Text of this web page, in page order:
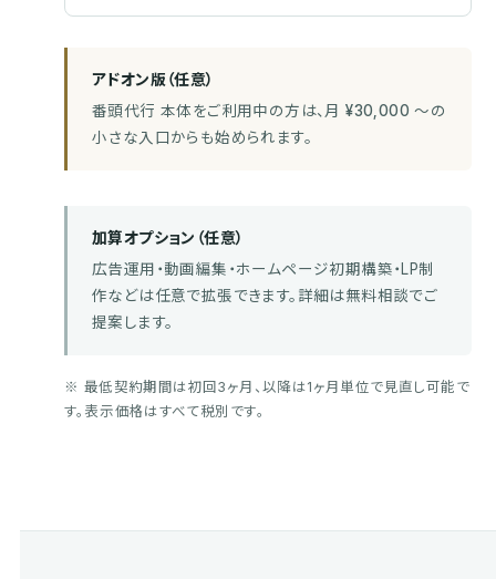
アドオン版（任意）
番頭代行 本体をご利用中の方は、月¥30,000 〜の
小さな入口からも始められます。
加算オプション（任意）
広告運用・動画編集・ホームページ初期構築・LP制
作などは任意で拡張できます。詳細は無料相談でご
提案します。
※ 最低契約期間は初回3ヶ月、以降は1ヶ月単位で見直し可能で
す。表示価格はすべて税別です。